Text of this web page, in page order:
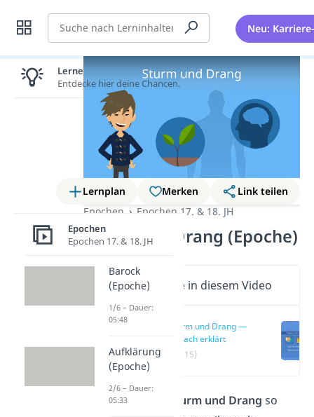
Suche Neu:
Lernplan Merken
Link teilen
Epochen
Epochen 17. & 18. JH
Sturm und Drang (Epoche)
Wichtige Inhalte in diesem Video
Sturm und Drang —
einfach erklärt
(00:15)
Was macht den Sturm und Drang so
Lernen lohnt sich!
Entdecke hier deine Chancen.
Epochen
Epochen 17. & 18. JH
Barock
(Epoche)
1/6 – Dauer:
05:48
Aufklärung
(Epoche)
2/6 – Dauer:
05:33